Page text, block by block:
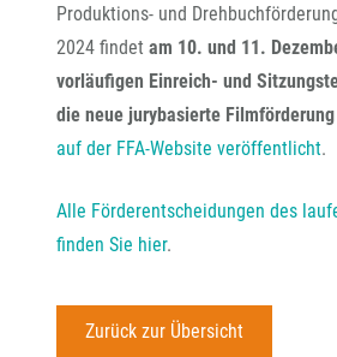
Produktions- und
2024 findet am 10. und 11.
vorläufigen Einreich- und
die neue jurybasierte
auf der FFA-Website veröffentlicht.
Alle Förderentscheidungen des
finden Sie hier.
Zurück zur Übersicht